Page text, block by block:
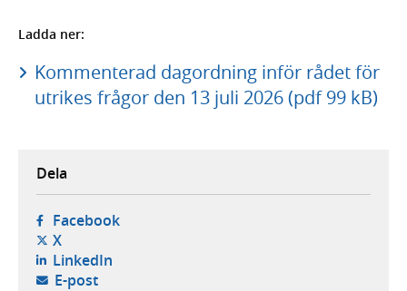
Ladda ner:
Kommenterad dagordning inför rådet för
utrikes frågor den 13 juli 2026 (pdf 99 kB)
Dela
Facebook- öppnas i ny flik, extern webbplats,
X- öppnas i ny flik, extern webbplats,
LinkedIn- öppnas i ny flik, extern webbplats,
E-post- öppnar din e-postklient,